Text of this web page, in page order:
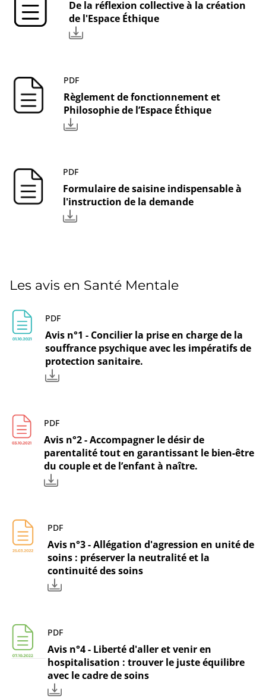
De la réflexion collective à la création
de l'Espace Éthique
PDF
Règlement de fonctionnement et
Philosophie de l’Espace Éthique
PDF
Formulaire de saisine indispensable à
l'instruction de la demande
Les avis en Santé Mentale
PDF
Avis n°1 - Concilier la prise en charge de la
souffrance psychique avec les impératifs de
protection sanitaire.
PDF
Avis n°2 - Accompagner le désir de
parentalité tout en garantissant le bien-être
du couple et de l’enfant à naître.
PDF
Avis n°3 - Allégation d'agression en unité de
soins : préserver la neutralité et la
continuité des soins
PDF
Avis n°4 - Liberté d'aller et venir en
hospitalisation : trouver le juste équilibre
avec le cadre de soins